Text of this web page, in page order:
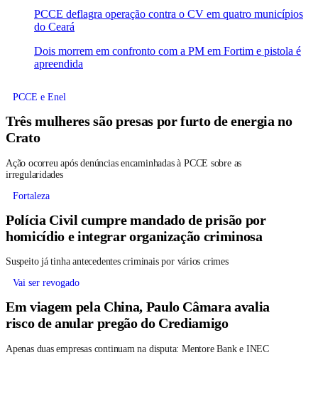
PCCE deflagra operação contra o CV em quatro municípios
do Ceará
Dois morrem em confronto com a PM em Fortim e pistola é
apreendida
PCCE e Enel
Três mulheres são presas por furto de energia no
Crato
Ação ocorreu após denúncias encaminhadas à PCCE sobre as
irregularidades
Fortaleza
Polícia Civil cumpre mandado de prisão por
homicídio e integrar organização criminosa
Suspeito já tinha antecedentes criminais por vários crimes
Vai ser revogado
Em viagem pela China, Paulo Câmara avalia
risco de anular pregão do Crediamigo
Apenas duas empresas continuam na disputa: Mentore Bank e INEC